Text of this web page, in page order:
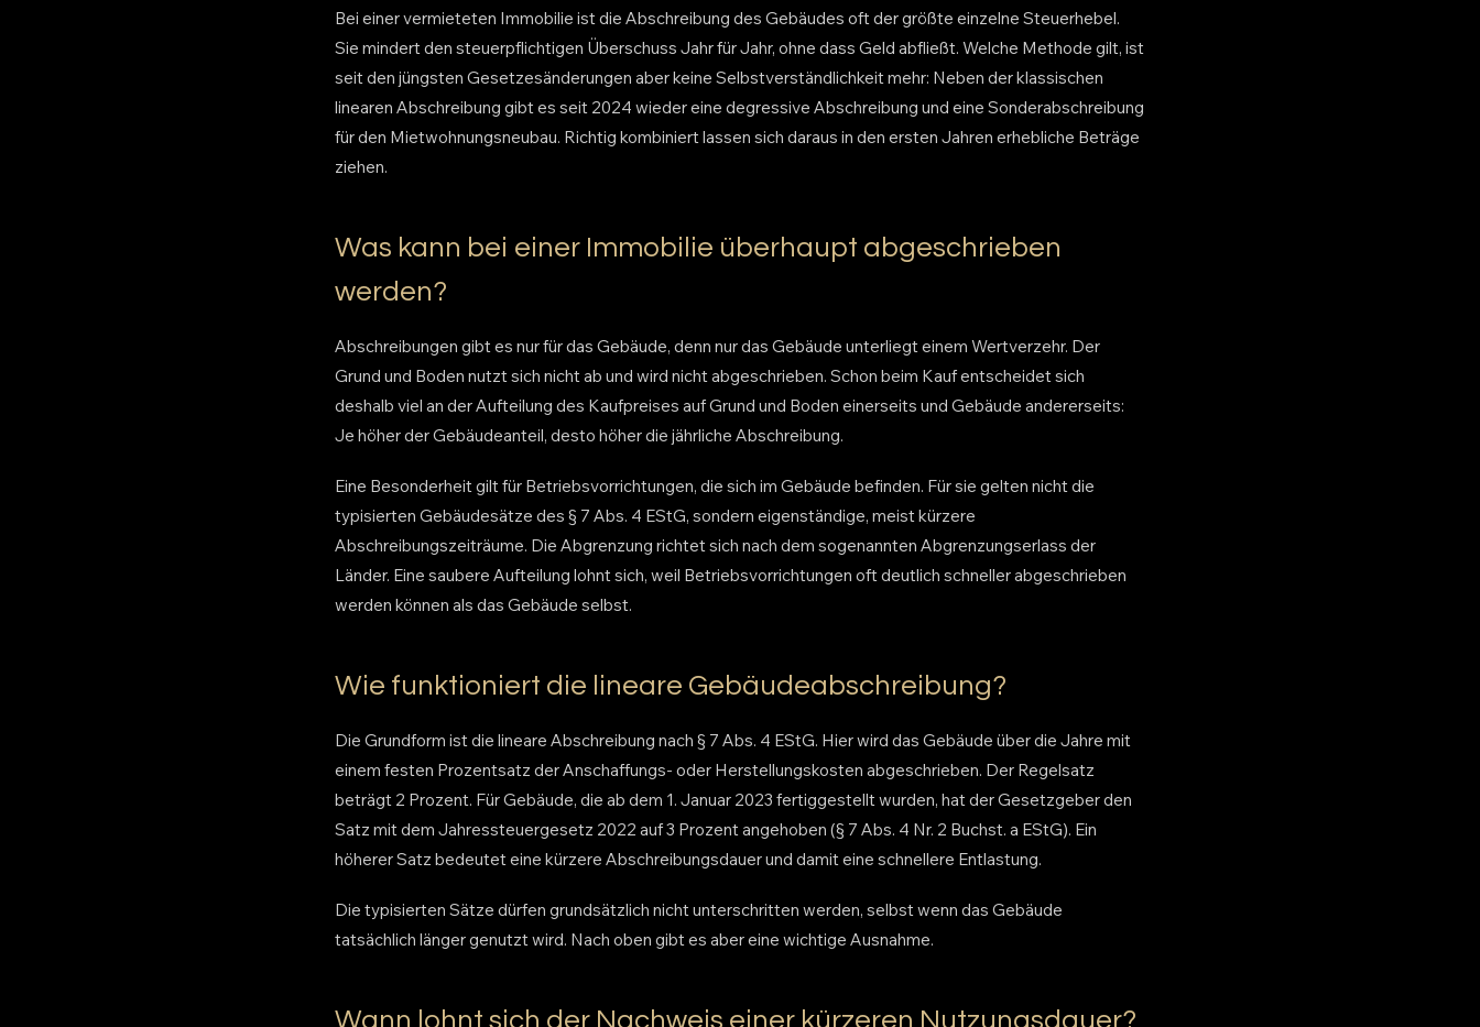
Bei einer vermieteten Immobilie ist die Abschreibung des Gebäudes oft der größte einzelne Steuerhebel.
Sie mindert den steuerpflichtigen Überschuss Jahr für Jahr, ohne dass Geld abfließt. Welche Methode gilt, ist
seit den jüngsten Gesetzesänderungen aber keine Selbstverständlichkeit mehr: Neben der klassischen
linearen Abschreibung gibt es seit 2024 wieder eine degressive Abschreibung und eine Sonderabschreibung
für den Mietwohnungsneubau. Richtig kombiniert lassen sich daraus in den ersten Jahren erhebliche Beträge
ziehen.
Was kann bei einer Immobilie überhaupt abgeschrieben
werden?
Abschreibungen gibt es nur für das Gebäude, denn nur das Gebäude unterliegt einem Wertverzehr. Der
Grund und Boden nutzt sich nicht ab und wird nicht abgeschrieben. Schon beim Kauf entscheidet sich
deshalb viel an der Aufteilung des Kaufpreises auf Grund und Boden einerseits und Gebäude andererseits:
Je höher der Gebäudeanteil, desto höher die jährliche Abschreibung.
Eine Besonderheit gilt für Betriebsvorrichtungen, die sich im Gebäude befinden. Für sie gelten nicht die
typisierten Gebäudesätze des § 7 Abs. 4 EStG, sondern eigenständige, meist kürzere
Abschreibungszeiträume. Die Abgrenzung richtet sich nach dem sogenannten Abgrenzungserlass der
Länder. Eine saubere Aufteilung lohnt sich, weil Betriebsvorrichtungen oft deutlich schneller abgeschrieben
werden können als das Gebäude selbst.
Wie funktioniert die lineare Gebäudeabschreibung?
Die Grundform ist die lineare Abschreibung nach § 7 Abs. 4 EStG. Hier wird das Gebäude über die Jahre mit
einem festen Prozentsatz der Anschaffungs- oder Herstellungskosten abgeschrieben. Der Regelsatz
beträgt 2 Prozent. Für Gebäude, die ab dem 1. Januar 2023 fertiggestellt wurden, hat der Gesetzgeber den
Satz mit dem Jahressteuergesetz 2022 auf 3 Prozent angehoben (§ 7 Abs. 4 Nr. 2 Buchst. a EStG). Ein
höherer Satz bedeutet eine kürzere Abschreibungsdauer und damit eine schnellere Entlastung.
Die typisierten Sätze dürfen grundsätzlich nicht unterschritten werden, selbst wenn das Gebäude
tatsächlich länger genutzt wird. Nach oben gibt es aber eine wichtige Ausnahme.
Wann lohnt sich der Nachweis einer kürzeren Nutzungsdauer?